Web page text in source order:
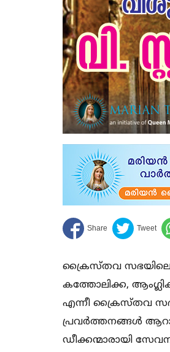
ക്രൈസ്തവ
കത്തോലിക്ക,
എന്നീ ക്രൈസ്തവ
പ്രവര്‍ത്തനങ്ങള്‍
ഡീക്കന്മാരായി